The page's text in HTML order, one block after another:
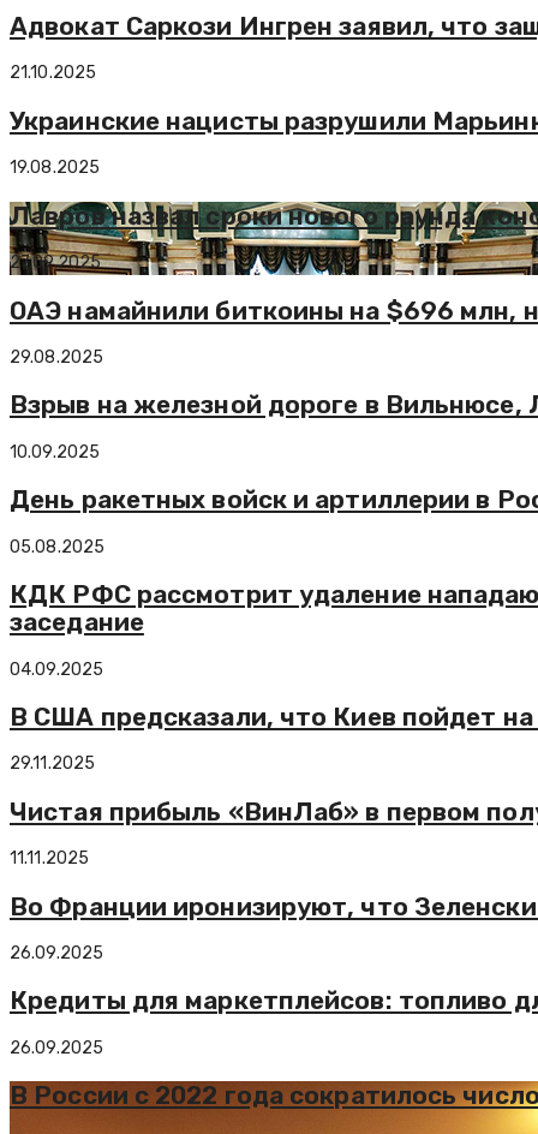
Адвокат Саркози Ингрен заявил, что
21.10.2025
Украинские нацисты разрушили
19.08.2025
Лавров назвал сроки нового раунда
27.09.2025
ОАЭ намайнили биткоины на $696 млн,
29.08.2025
Взрыв на железной дороге в
10.09.2025
День ракетных войск и артиллерии в
05.08.2025
КДК РФС рассмотрит удаление
заседание
04.09.2025
В США предсказали, что Киев пойдет
29.11.2025
Чистая прибыль «ВинЛаб» в первом
11.11.2025
Во Франции иронизируют, что
26.09.2025
Кредиты для маркетплейсов: топливо
26.09.2025
В России с 2022 года сократилось